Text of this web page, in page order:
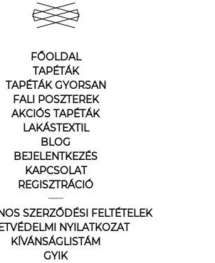
FŐOLDAL
TAPÉTÁK
TAPÉTÁK GYORSAN
FALI POSZTEREK
AKCIÓS TAPÉTÁK
LAKÁSTEXTIL
BLOG
BEJELENTKEZÉS
KAPCSOLAT
REGISZTRÁCIÓ
SZERZŐDÉSI FELTÉTELEK
NYILATKOZAT
KÍVÁNSÁGLISTÁM
GYIK